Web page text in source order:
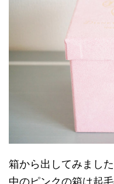
箱から出してみました
中のピンクの箱は起